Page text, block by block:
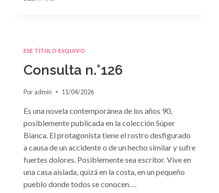
ESE TÍTULO ESQUIVO
Consulta n.°126
Por admin 11/04/2026
Es una novela contemporánea de los años 90,
posiblemente publicada en la colección Súper
Bianca. El protagonista tiene el rostro desfigurado
a causa de un accidente o de un hecho similar y sufre
fuertes dolores. Posiblemente sea escritor. Vive en
una casa aislada, quizá en la costa, en un pequeño
pueblo donde todos se conocen….